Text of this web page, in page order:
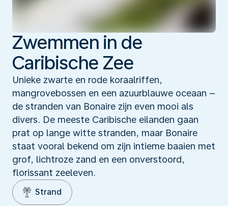
Zwemmen in de
Caribische Zee
Unieke zwarte en rode koraalriffen,
mangrovebossen en een azuurblauwe oceaan –
de stranden van Bonaire zijn even mooi als
divers. De meeste Caribische eilanden gaan
prat op lange witte stranden, maar Bonaire
staat vooral bekend om zijn intieme baaien met
grof, lichtroze zand en een onverstoord,
florissant zeeleven.
Strand